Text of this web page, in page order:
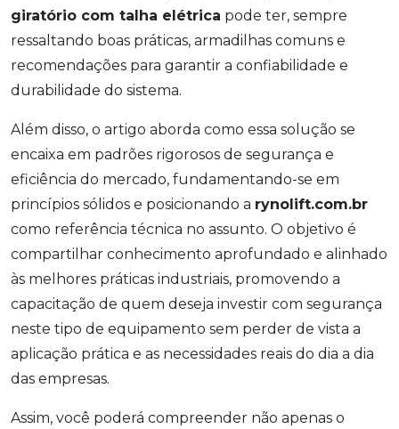
giratório com talha elétrica pode ter, sempre
ressaltando boas práticas, armadilhas comuns e
recomendações para garantir a confiabilidade e
durabilidade do sistema.
Além disso, o artigo aborda como essa solução se
encaixa em padrões rigorosos de segurança e
eficiência do mercado, fundamentando-se em
princípios sólidos e posicionando a rynolift.com.br
como referência técnica no assunto. O objetivo é
compartilhar conhecimento aprofundado e alinhado
às melhores práticas industriais, promovendo a
capacitação de quem deseja investir com segurança
neste tipo de equipamento sem perder de vista a
aplicação prática e as necessidades reais do dia a dia
das empresas.
Assim, você poderá compreender não apenas o